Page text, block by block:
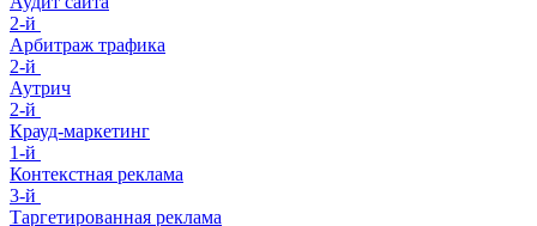
2-й
Арбитраж трафика
2-й
Аутрич
2-й
Крауд-маркетинг
1-й
Контекстная реклама
3-й
Таргетированная реклама